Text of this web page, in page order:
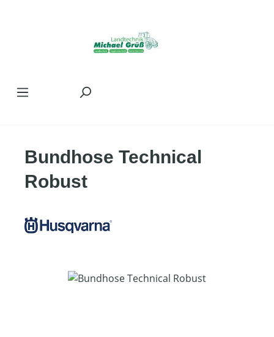
Bundhose Technical
Robust
Bildergalerie überspringen